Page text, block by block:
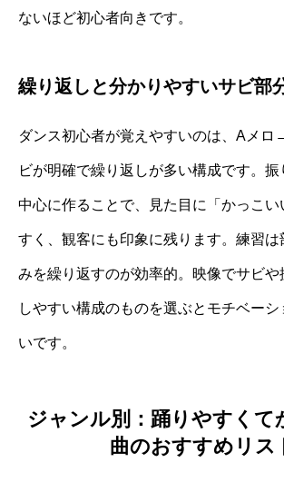
ないほど初心者向きです。
繰り返しと分かりやすいサビ部
ダンス初心者が覚えやすいのは、Aメ
ビが明確で繰り返しが多い構成です。
中心に作ることで、見た目に「かっこ
すく、観客にも印象に残ります。練習
みを繰り返すのが効率的。映像でサビや
しやすい構成のものを選ぶとモチベー
いです。
ジャンル別：踊りやすくて
曲のおすすめリス